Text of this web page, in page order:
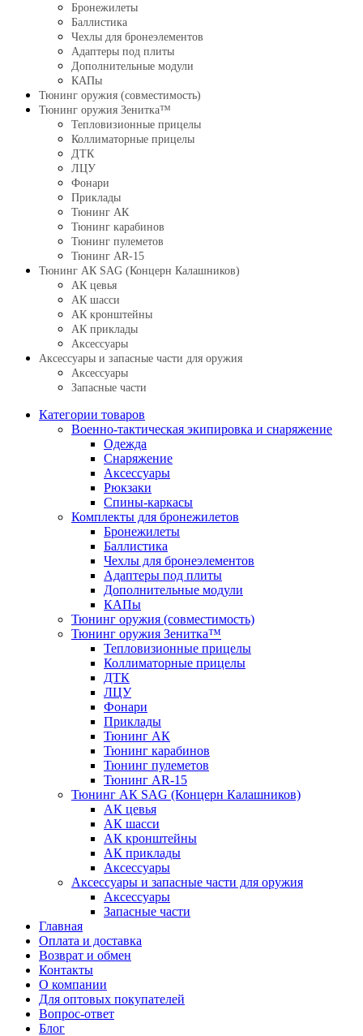
Бронежилеты
Баллистика
Чехлы для бронеэлементов
Адаптеры под плиты
Дополнительные модули
КАПы
Тюнинг оружия (совместимость)
Тюнинг оружия Зенитка™
Тепловизионные прицелы
Коллиматорные прицелы
ДТК
ЛЦУ
Фонари
Приклады
Тюнинг АК
Тюнинг карабинов
Тюнинг пулеметов
Тюнинг AR-15
Тюнинг АК SAG (Концерн Калашников)
АК цевья
АК шасси
АК кронштейны
АК приклады
Аксессуары
Аксессуары и запасные части для оружия
Аксессуары
Запасные части
Категории товаров
Военно-тактическая экипировка и снаряжение
Одежда
Снаряжение
Аксессуары
Рюкзаки
Спины-каркасы
Комплекты для бронежилетов
Бронежилеты
Баллистика
Чехлы для бронеэлементов
Адаптеры под плиты
Дополнительные модули
КАПы
Тюнинг оружия (совместимость)
Тюнинг оружия Зенитка™
Тепловизионные прицелы
Коллиматорные прицелы
ДТК
ЛЦУ
Фонари
Приклады
Тюнинг АК
Тюнинг карабинов
Тюнинг пулеметов
Тюнинг AR-15
Тюнинг АК SAG (Концерн Калашников)
АК цевья
АК шасси
АК кронштейны
АК приклады
Аксессуары
Аксессуары и запасные части для оружия
Аксессуары
Запасные части
Главная
Оплата и доставка
Возврат и обмен
Контакты
О компании
Для оптовых покупателей
Вопрос-ответ
Блог